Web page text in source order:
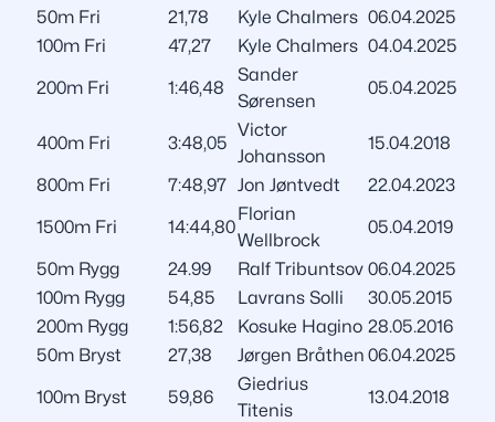
50m Fri
21,78 Kyle Chalmers 06.04.2025
100m Fri
47,27 Kyle Chalmers 04.04.2025
200m Fri
1:46,48
Sander
Sørensen
05.04.2025
400m Fri 3:48,05
Victor
Johansson
15.04.2018
800m Fri
7:48,97 Jon Jøntvedt
22.04.2023
1500m Fri
14:44,80
Florian
Wellbrock
05.04.2019
50m Rygg
24.99 Ralf Tribuntsov 06.04.2025
100m Rygg
54,85 Lavrans Solli
30.05.2015
200m Rygg
1:56,82 Kosuke Hagino 28.05.2016
50m Bryst
27,38 Jørgen Bråthen 06.04.2025
100m Bryst
59,86
Giedrius
Titenis
13.04.2018